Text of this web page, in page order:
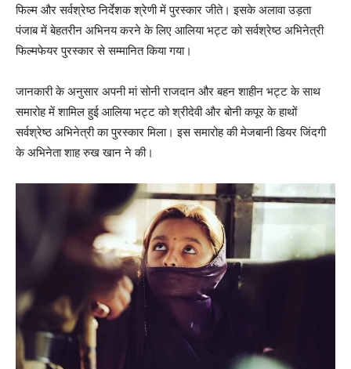
फिल्म और सर्वश्रेष्ठ निर्देशक श्रेणी में पुरस्कार जीते। इसके अलावा उड़ता
पंजाब में बेहतरीन अभिनय करने के लिए आलिया भट्ट को सर्वश्रेष्ठ अभिनेत्री
फिल्मफेयर पुरस्कार से सम्‍मानित किया गया।
जानकारी के अनुसार अपनी मां सोनी राजदान और बहन शाहीन भट्ट के साथ
समारोह में शामिल हुई आलिया भट्ट को श्रीदेवी और बोनी कपूर के हाथों
सर्वश्रेष्ठ अभिनेत्री का पुरस्कार मिला। इस समारोह की मेजबानी डियर जिंदगी
के अभिनेता शाह रुख खान ने की।